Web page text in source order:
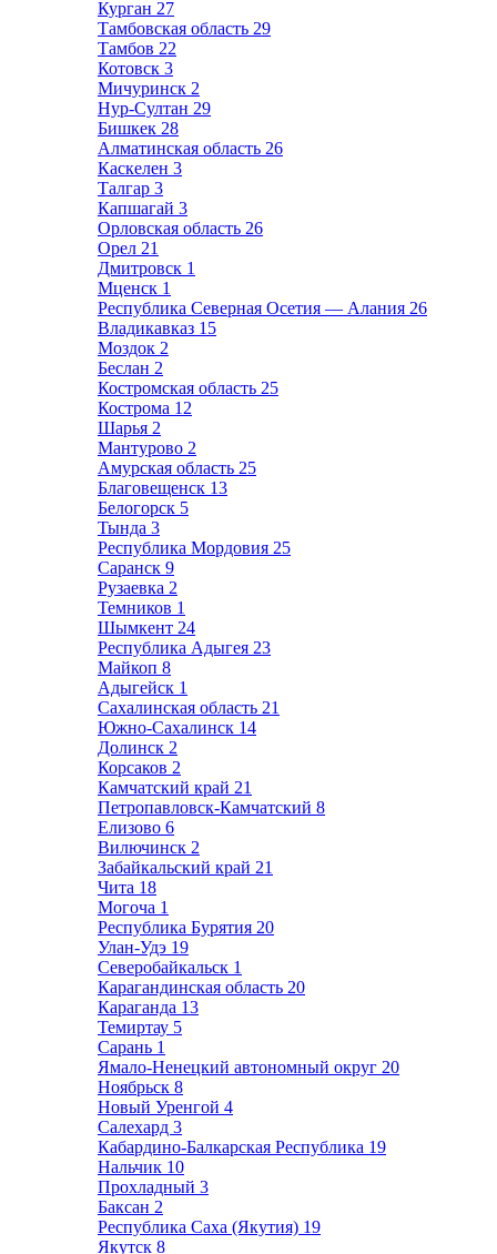
Курган 27
Тамбовская область 29
Тамбов 22
Котовск 3
Мичуринск 2
Нур-Султан 29
Бишкек 28
Алматинская область 26
Каскелен 3
Талгар 3
Капшагай 3
Орловская область 26
Орел 21
Дмитровск 1
Мценск 1
Республика Северная Осетия — Алания 26
Владикавказ 15
Моздок 2
Беслан 2
Костромская область 25
Кострома 12
Шарья 2
Мантурово 2
Амурская область 25
Благовещенск 13
Белогорск 5
Тында 3
Республика Мордовия 25
Саранск 9
Рузаевка 2
Темников 1
Шымкент 24
Республика Адыгея 23
Майкоп 8
Адыгейск 1
Сахалинская область 21
Южно-Сахалинск 14
Долинск 2
Корсаков 2
Камчатский край 21
Петропавловск-Камчатский 8
Елизово 6
Вилючинск 2
Забайкальский край 21
Чита 18
Могоча 1
Республика Бурятия 20
Улан-Удэ 19
Северобайкальск 1
Карагандинская область 20
Караганда 13
Темиртау 5
Сарань 1
Ямало-Ненецкий автономный округ 20
Ноябрьск 8
Новый Уренгой 4
Салехард 3
Кабардино-Балкарская Республика 19
Нальчик 10
Прохладный 3
Баксан 2
Республика Саха (Якутия) 19
Якутск 8